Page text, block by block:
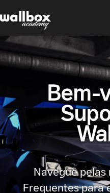
Bem-
Navegue pelas
Frequentes para